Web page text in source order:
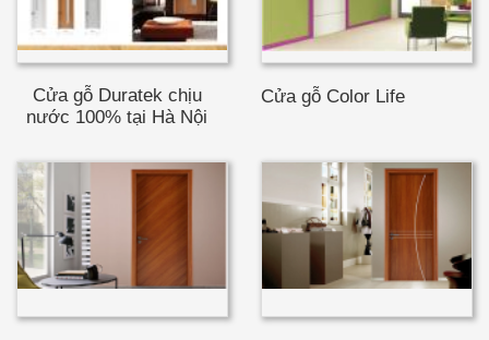
Cửa gỗ Duratek chịu
nước 100% tại Hà Nội
Cửa gỗ Color Life